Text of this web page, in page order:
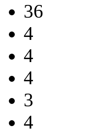
36
4
4
4
3
4